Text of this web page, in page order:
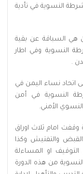
النسوية في تأدية
هي السباقة عن بقية
النسوية وفي اطار
.
اتحاد نساء اليمن في
النسوية في أمن
الأمني.
امام ثلاث اوراق
والتفتيش وكذا
او المساءلة
من هذه الدورة